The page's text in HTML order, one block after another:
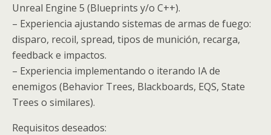
Unreal Engine 5 (Blueprints y/o C++).
– Experiencia ajustando sistemas de armas de fuego:
disparo, recoil, spread, tipos de munición, recarga,
feedback e impactos.
– Experiencia implementando o iterando IA de
enemigos (Behavior Trees, Blackboards, EQS, State
Trees o similares).
Requisitos deseados: